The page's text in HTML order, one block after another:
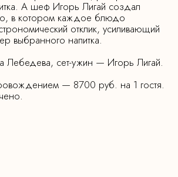
А шеф Игорь Лигай создал
в котором каждое блюдо
отклик, усиливающий
выбранного напитка.
сет-ужин — Игорь Лигай.
— 8700 руб. на 1 гостя.